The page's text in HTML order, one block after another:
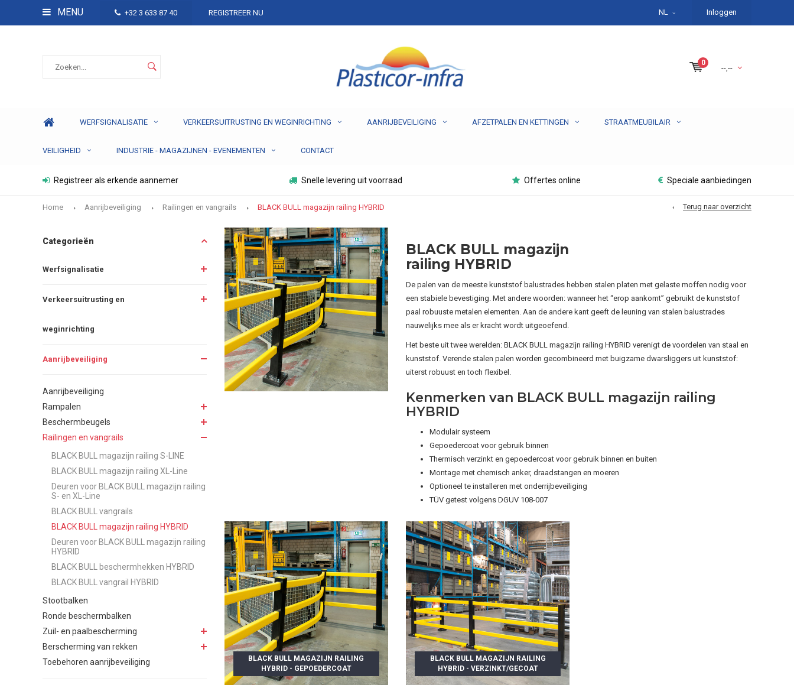
MENU +32 3 633 87 40 REGISTREER NU NL Inloggen
0
--,--
WERFSIGNALISATIE VERKEERSUITRUSTING EN WEGINRICHTING AANRIJBEVEILIGING AFZETPALEN EN KETTINGEN STRAATMEUBILAIR
VEILIGHEID INDUSTRIE - MAGAZIJNEN - EVENEMENTEN CONTACT
Registreer als erkende aannemer Snelle levering uit voorraad Offertes online Speciale aanbiedingen
Home Aanrijbeveiliging Railingen en vangrails BLACK BULL magazijn railing HYBRID Terug naar overzicht
Categorieën
Werfsignalisatie
Verkeersuitrusting en
weginrichting
Aanrijbeveiliging
Aanrijbeveiliging
Rampalen
Beschermbeugels
Railingen en vangrails
BLACK BULL magazijn railing S-LINE
BLACK BULL magazijn railing XL-Line
Deuren voor BLACK BULL magazijn railing
S- en XL-Line
BLACK BULL vangrails
BLACK BULL magazijn railing HYBRID
Deuren voor BLACK BULL magazijn railing
HYBRID
BLACK BULL beschermhekken HYBRID
BLACK BULL vangrail HYBRID
Stootbalken
Ronde beschermbalken
Zuil- en paalbescherming
Berscherming van rekken
Toebehoren aanrijbeveiliging
BLACK BULL magazijn
railing HYBRID
De palen van de meeste kunststof balustrades hebben stalen platen met gelaste moffen nodig voor
een stabiele bevestiging. Met andere woorden: wanneer het “erop aankomt” gebruikt de kunststof
paal robuuste metalen elementen. Aan de andere kant geeft de leuning van stalen balustrades
nauwelijks mee als er kracht wordt uitgeoefend.
Het beste uit twee werelden: BLACK BULL magazijn railing HYBRID verenigt de voordelen van staal en
kunststof. Verende stalen palen worden gecombineerd met buigzame dwarsliggers uit kunststof:
uiterst robuust en toch flexibel.
Kenmerken van BLACK BULL magazijn railing
HYBRID
Modulair systeem
Gepoedercoat voor gebruik binnen
Thermisch verzinkt en gepoedercoat voor gebruik binnen en buiten
Montage met chemisch anker, draadstangen en moeren
Optioneel te installeren met onderrijbeveiliging
TÜV getest volgens DGUV 108-007
BLACK BULL MAGAZIJN RAILING
HYBRID - GEPOEDERCOAT
BLACK BULL MAGAZIJN RAILING
HYBRID - VERZINKT/GECOAT